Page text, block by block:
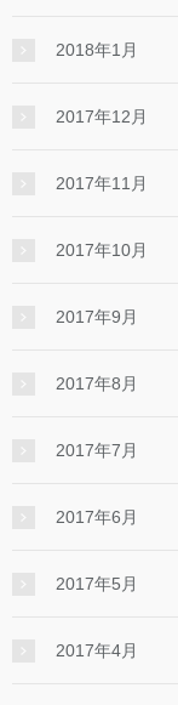
2018年1月
2017年12月
2017年11月
2017年10月
2017年9月
2017年8月
2017年7月
2017年6月
2017年5月
2017年4月